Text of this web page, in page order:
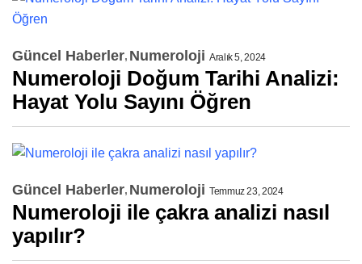
Güncel Haberler Numeroloji Aralık 5, 2024
Numeroloji Doğum Tarihi Analizi:
Hayat Yolu Sayını Öğren
Güncel Haberler Numeroloji Temmuz 23, 2024
Numeroloji ile çakra analizi nasıl
yapılır?